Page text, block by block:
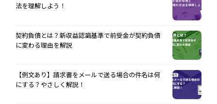
法を理解しよう！
契約負債とは？新収益認識基準で前受金が契約負債
に変わる理由を解説
【例文あり】請求書をメールで送る場合の件名は何
にする？やさしく解説！